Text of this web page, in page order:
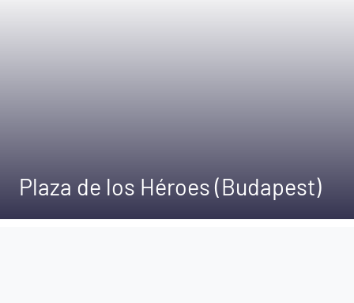
Plaza de los Héroes (Budapest)